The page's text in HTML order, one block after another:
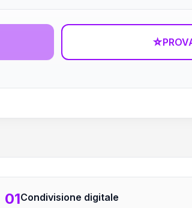
☆
01Condivisione digitale